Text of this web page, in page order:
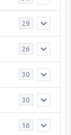
29
26
30
30
16